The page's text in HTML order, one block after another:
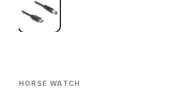
HORSE WATCH